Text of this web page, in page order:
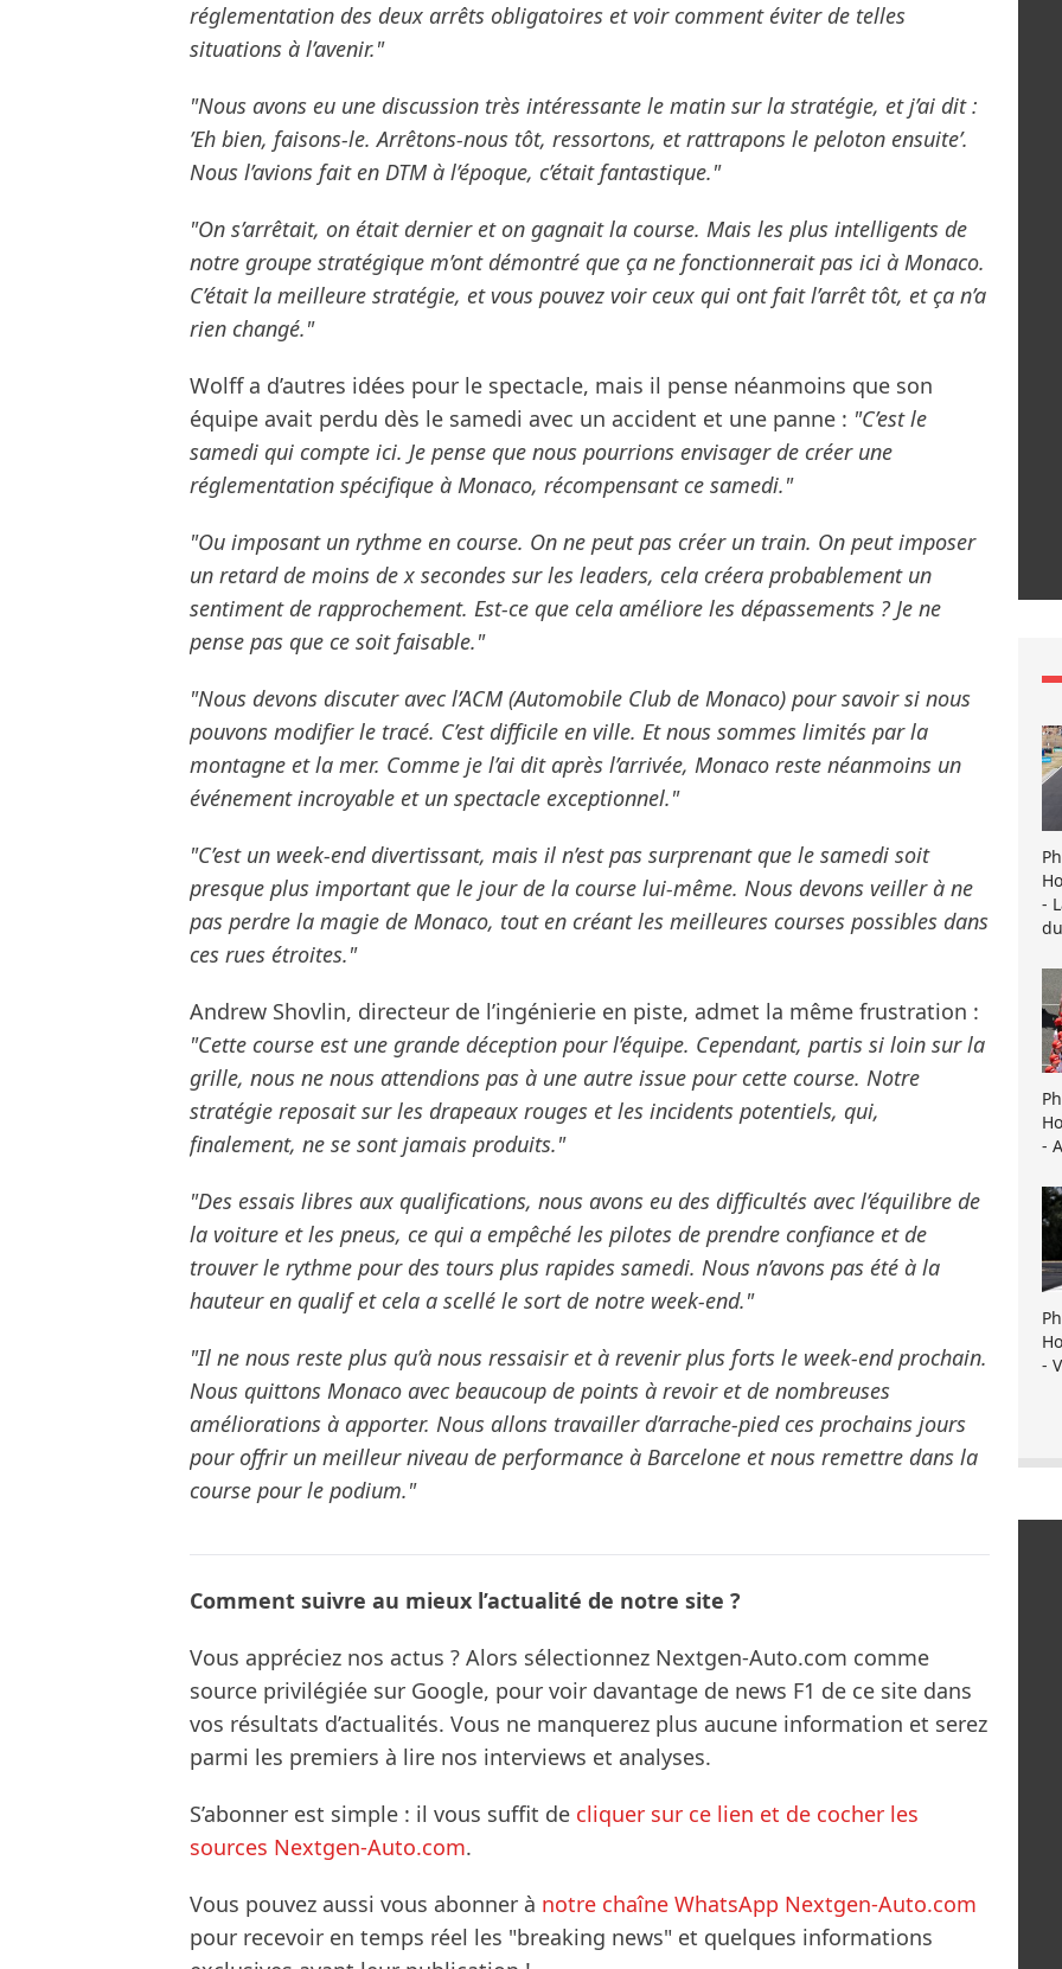
réglementation des deux arrêts obligatoires et voir comment éviter de telles
situations à l’avenir."
"Nous avons eu une discussion très intéressante le matin sur la stratégie, et j’ai dit :
’Eh bien, faisons-le. Arrêtons-nous tôt, ressortons, et rattrapons le peloton ensuite’.
Nous l’avions fait en DTM à l’époque, c’était fantastique."
"On s’arrêtait, on était dernier et on gagnait la course. Mais les plus intelligents de
notre groupe stratégique m’ont démontré que ça ne fonctionnerait pas ici à Monaco.
C’était la meilleure stratégie, et vous pouvez voir ceux qui ont fait l’arrêt tôt, et ça n’a
rien changé."
Wolff a d’autres idées pour le spectacle, mais il pense néanmoins que son
équipe avait perdu dès le samedi avec un accident et une panne : "C’est le
samedi qui compte ici. Je pense que nous pourrions envisager de créer une
réglementation spécifique à Monaco, récompensant ce samedi."
"Ou imposant un rythme en course. On ne peut pas créer un train. On peut imposer
un retard de moins de x secondes sur les leaders, cela créera probablement un
sentiment de rapprochement. Est-ce que cela améliore les dépassements ? Je ne
pense pas que ce soit faisable."
"Nous devons discuter avec l’ACM (Automobile Club de Monaco) pour savoir si nous
pouvons modifier le tracé. C’est difficile en ville. Et nous sommes limités par la
montagne et la mer. Comme je l’ai dit après l’arrivée, Monaco reste néanmoins un
événement incroyable et un spectacle exceptionnel."
"C’est un week-end divertissant, mais il n’est pas surprenant que le samedi soit
presque plus important que le jour de la course lui-même. Nous devons veiller à ne
pas perdre la magie de Monaco, tout en créant les meilleures courses possibles dans
ces rues étroites."
Andrew Shovlin, directeur de l’ingénierie en piste, admet la même frustration :
"Cette course est une grande déception pour l’équipe. Cependant, partis si loin sur la
grille, nous ne nous attendions pas à une autre issue pour cette course. Notre
stratégie reposait sur les drapeaux rouges et les incidents potentiels, qui,
finalement, ne se sont jamais produits."
"Des essais libres aux qualifications, nous avons eu des difficultés avec l’équilibre de
la voiture et les pneus, ce qui a empêché les pilotes de prendre confiance et de
trouver le rythme pour des tours plus rapides samedi. Nous n’avons pas été à la
hauteur en qualif et cela a scellé le sort de notre week-end."
"Il ne nous reste plus qu’à nous ressaisir et à revenir plus forts le week-end prochain.
Nous quittons Monaco avec beaucoup de points à revoir et de nombreuses
améliorations à apporter. Nous allons travailler d’arrache-pied ces prochains jours
pour offrir un meilleur niveau de performance à Barcelone et nous remettre dans la
course pour le podium."
Comment suivre au mieux l’actualité de notre site ?
Vous appréciez nos actus ? Alors sélectionnez Nextgen-Auto.com comme
source privilégiée sur Google, pour voir davantage de news F1 de ce site dans
vos résultats d’actualités. Vous ne manquerez plus aucune information et serez
parmi les premiers à lire nos interviews et analyses.
S’abonner est simple : il vous suffit de cliquer sur ce lien et de cocher les
sources Nextgen-Auto.com.
Vous pouvez aussi vous abonner à notre chaîne WhatsApp Nextgen-Auto.com
pour recevoir en temps réel les "breaking news" et quelques informations
-
-
-